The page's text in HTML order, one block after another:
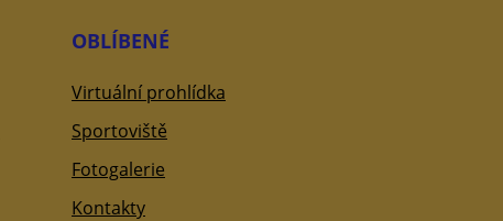
OBLÍBENÉ
Virtuální prohlídka
Sportoviště
Fotogalerie
Kontakty